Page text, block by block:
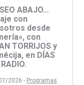
ABAJO…
con
desde
con
TORRIJOS y
en DÍAS
2026 - Programas